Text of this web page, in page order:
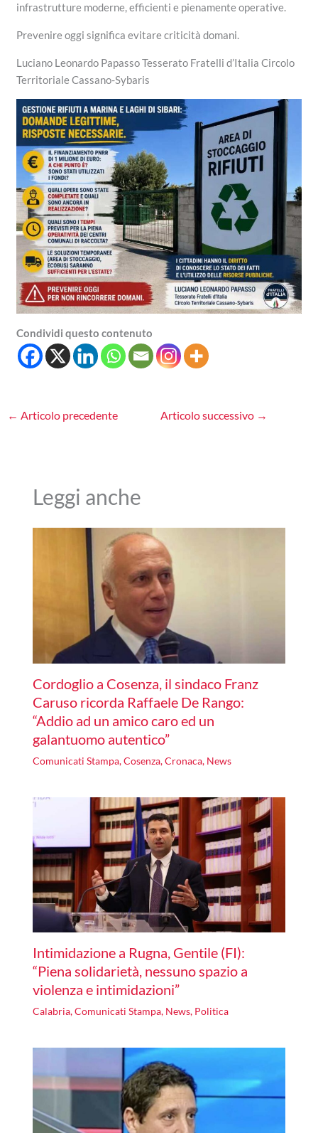
infrastrutture moderne, efficienti e pienamente operative.
Prevenire oggi significa evitare criticità domani.
Luciano Leonardo Papasso Tesserato Fratelli d’Italia Circolo
Territoriale Cassano-Sybaris
Condividi questo contenuto
← Articolo precedente Articolo successivo →
Leggi anche
Cordoglio a Cosenza, il sindaco Franz
Caruso ricorda Raffaele De Rango:
“Addio ad un amico caro ed un
galantuomo autentico”
Comunicati Stampa,Cosenza,Cronaca, News
Intimidazione a Rugna, Gentile (FI):
“Piena solidarietà, nessuno spazio a
violenza e intimidazioni”
Calabria,Comunicati Stampa, News, Politica